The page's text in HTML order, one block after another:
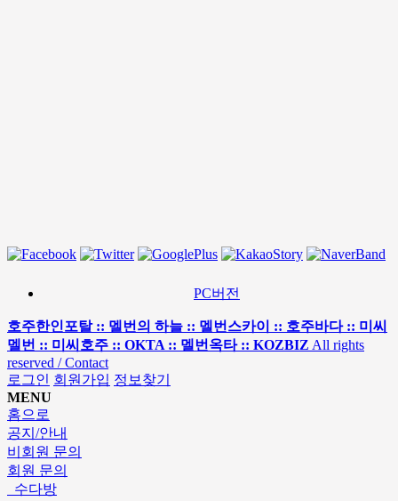
PC버전
호주한인포탈 :: 멜번의 하늘 :: 멜번스카이 :: 호주바다 :: 미씨
멜번 :: 미씨호주 :: OKTA :: 멜번옥타 :: KOZBIZ All rights
reserved / Contact
로그인 회원가입 정보찾기
MENU
홈으로
공지/안내
비회원 문의
회원 문의
수다방